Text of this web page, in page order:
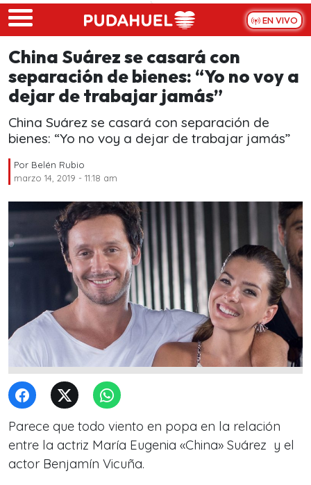
Skip to main content
EN VIVO
China Suárez se casará con
separación de bienes: “Yo no voy a
dejar de trabajar jamás”
China Suárez se casará con separación de
bienes: “Yo no voy a dejar de trabajar jamás”
Por Belén Rubio
marzo 14, 2019 - 11:18 am
Parece que todo viento en popa en la relación
entre la actriz María Eugenia «China» Suárez y el
actor Benjamín Vicuña.